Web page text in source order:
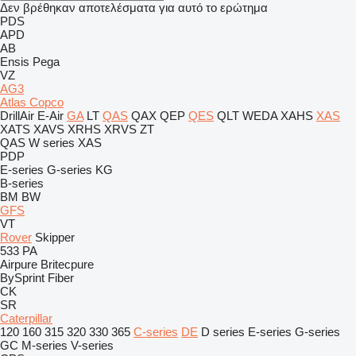
Δεν βρέθηκαν αποτελέσματα για αυτό το ερώτημα
PDS
APD
AB
Ensis Pega
VZ
AG3
Atlas Copco
DrillAir E-Air GA LT QAS QAX QEP QES QLT WEDA XAHS XAS
XATS XAVS XRHS XRVS ZT
QAS W series XAS
PDP
E-series G-series KG
B-series
BM BW
GFS
VT
Rover Skipper
533 PA
Airpure Britecpure
BySprint Fiber
CK
SR
Caterpillar
120 160 315 320 330 365 C-series DE D series E-series G-series
GC M-series V-series